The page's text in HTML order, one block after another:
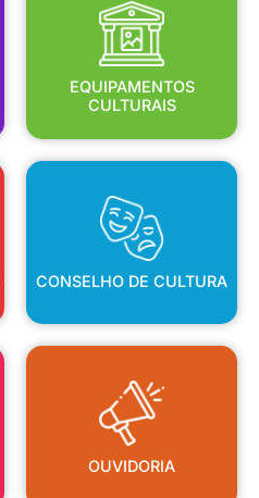
EQUIPAMENTOS
CULTURAIS
EQUIPAMENTOS
CULTURAIS
CONSELHO DE CULTURA
CONSELHO DE CULTURA
OUVIDORIA
OUVIDORIA